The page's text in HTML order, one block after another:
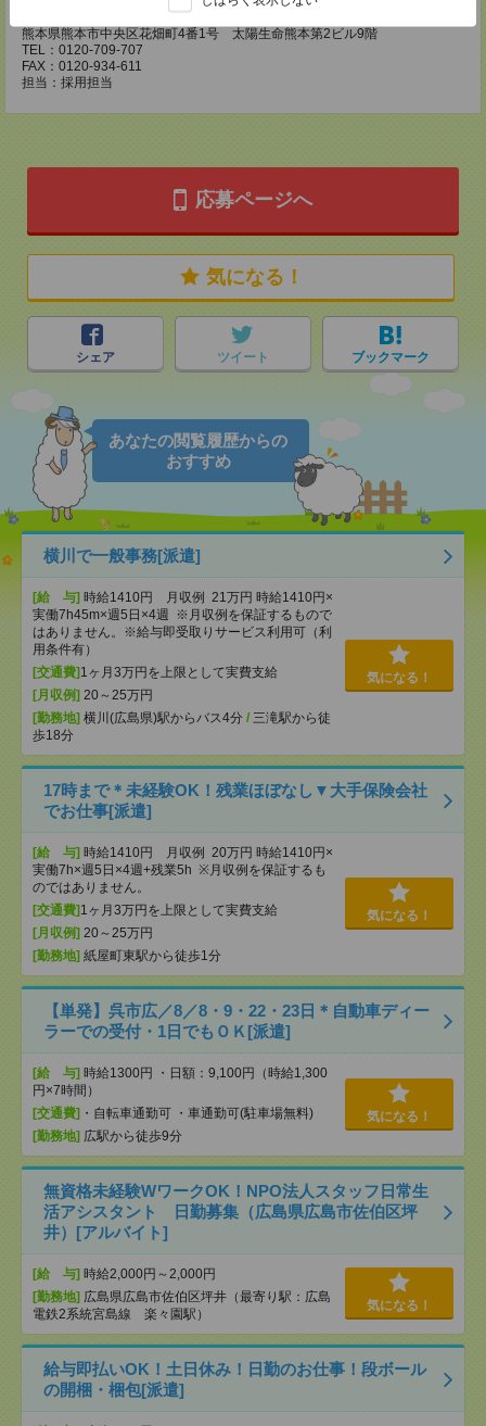
熊本県熊本市中央区花畑町4番1号 太陽生命熊本第2ビル9階
TEL：0120-709-707
FAX：0120-934-611
担当：採用担当
応募ページへ
気になる！
シェア ツイート ブックマーク
あなたの閲覧履歴からの
おすすめ
横川で一般事務[派遣]
[給 与] 時給1410円 月収例 21万円 時給1410円×
実働7h45m×週5日×4週 ※月収例を保証するもので
はありません。※給与即受取りサービス利用可（利
用条件有）
[交通費] 1ヶ月3万円を上限として実費支給
[月収例] 20～25万円
[勤務地] 横川(広島県)駅からバス4分 / 三滝駅から徒
歩18分
気になる！
17時まで＊未経験OK！残業ほぼなし▼大手保険会社
でお仕事[派遣]
[給 与] 時給1410円 月収例 20万円 時給1410円×
実働7h×週5日×4週+残業5h ※月収例を保証するも
のではありません。
[交通費] 1ヶ月3万円を上限として実費支給
[月収例] 20～25万円
[勤務地] 紙屋町東駅から徒歩1分
気になる！
【単発】呉市広／8／8・9・22・23日＊自動車ディー
ラーでの受付・1日でもＯＫ[派遣]
[給 与] 時給1300円 ・日額：9,100円（時給1,300
円×7時間）
[交通費] ・自転車通勤可 ・車通勤可(駐車場無料)
[勤務地] 広駅から徒歩9分
気になる！
無資格未経験WワークOK！NPO法人スタッフ日常生
活アシスタント 日勤募集（広島県広島市佐伯区坪
井）[アルバイト]
[給 与] 時給2,000円～2,000円
[勤務地] 広島県広島市佐伯区坪井（最寄り駅：広島
電鉄2系統宮島線 楽々園駅）
気になる！
給与即払いOK！土日休み！日勤のお仕事！段ボール
の開梱・梱包[派遣]